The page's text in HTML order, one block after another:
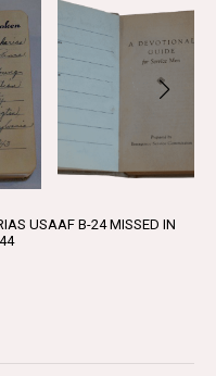
USAAF B-24 MISSED IN